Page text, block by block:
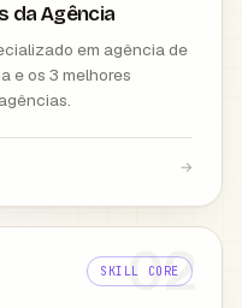
da Agência
em agência de
e os 3 melhores
→
02
SKILL CORE